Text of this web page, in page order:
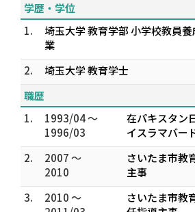
学歴・学位
1.
埼玉大学 教育学部 小学校教員
業
2.
埼玉大学 教育学士
職歴
1.
1993/04 ～
1996/03
在パキスタン
イスラマバー
2.
2007 ～
2010
さいたま市教
主事
3.
2010 ～
さいたま市教